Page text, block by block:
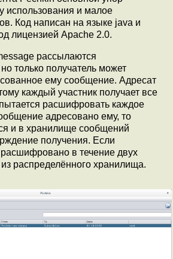
использования и малое
Код написан на языке java и
лицензией Apache 2.0.
рассылаются
только получатель может
ему сообщение. Адресат
каждый участник получает все
расшифровать каждое
адресовано ему, то
и в хранилище сообщений
получения. Если
в течение двух
распределённого хранилища.